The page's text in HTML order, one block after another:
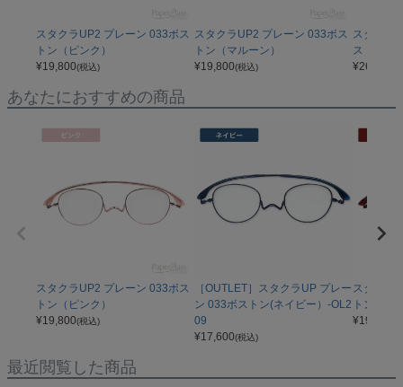
スタクラUP2 プレーン 033ボス
トン（ピンク）
¥19,800(税込)
スタクラUP2 プレーン 033ボス
トン（マルーン）
¥19,800(税込)
スタクラ
ストン（
¥26,400
あなたにおすすめの商品
スタクラUP2 プレーン 033ボス
トン（ピンク）
¥19,800(税込)
［OUTLET］スタクラUP プレー
ン 033ボストン(ネイビー）-OL2
09
¥17,600(税込)
スタクラ
トン（マ
¥19,800
最近閲覧した商品